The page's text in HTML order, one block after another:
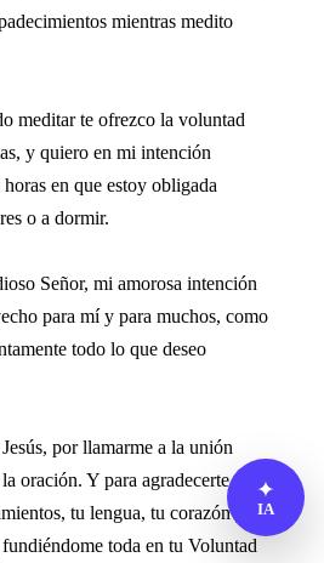
mientras medito
meditar te ofrezco la voluntad
y quiero en mi intención
en que estoy obligada
o a dormir.
Señor, mi amorosa intención
para mí y para muchos, como
todo lo que deseo
por llamarme a la unión
oración. Y para agradecerte
tu lengua, tu corazón y
toda en tu Voluntad
✦
IA